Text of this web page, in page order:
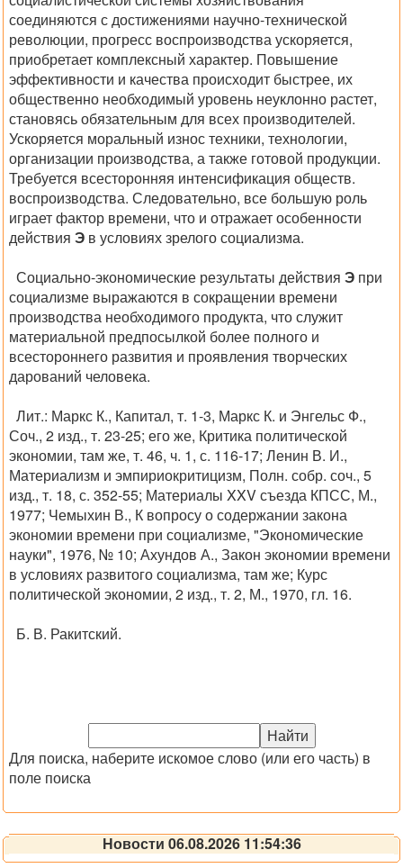
соединяются с достижениями научно-технической
революции, прогресс воспроизводства ускоряется,
приобретает комплексный характер. Повышение
эффективности и качества происходит быстрее, их
общественно необходимый уровень неуклонно растет,
становясь обязательным для всех производителей.
Ускоряется моральный износ техники, технологии,
организации производства, а также готовой продукции.
Требуется всесторонняя интенсификация обществ.
воспроизводства. Следовательно, все большую роль
играет фактор времени, что и отражает особенности
действия Э в условиях зрелого социализма.
Социально-экономические результаты действия Э при
социализме выражаются в сокращении времени
производства необходимого продукта, что служит
материальной предпосылкой более полного и
всестороннего развития и проявления творческих
дарований человека.
Лит.: Маркс К., Капитал, т. 1-3, Маркс К. и Энгельс Ф.,
Соч., 2 изд., т. 23-25; его же, Критика политической
экономии, там же, т. 46, ч. 1, с. 116-17; Ленин В. И.,
Материализм и эмпириокритицизм, Полн. собр. соч., 5
изд., т. 18, с. 352-55; Материалы XXV съезда КПСС, М.,
1977; Чемыхин В., К вопросу о содержании закона
экономии времени при социализме, "Экономические
науки", 1976, № 10; Ахундов А., Закон экономии времени
в условиях развитого социализма, там же; Курс
политической экономии, 2 изд., т. 2, М., 1970, гл. 16.
Б. В. Ракитский.
Для поиска, наберите искомое слово (или его часть) в
поле поиска
Новости 06.08.2026 11:54:36